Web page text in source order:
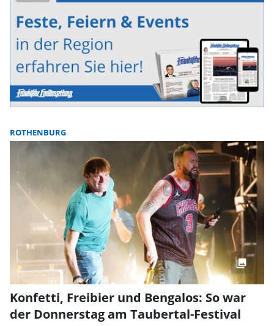
ROTHENBURG
Konfetti, Freibier und Bengalos: So war
der Donnerstag am Taubertal-Festival